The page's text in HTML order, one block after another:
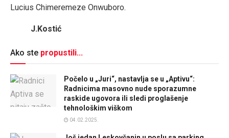
Lucius Chimeremeze Onwuboro.
J.Kostić
Ako ste propustili...
Počelo u „Juri“, nastavlja se u „Aptivu“:
Radnicima masovno nude sporazumne
raskide ugovora ili sledi proglašenje
tehnološkim viškom
04.02.2025.